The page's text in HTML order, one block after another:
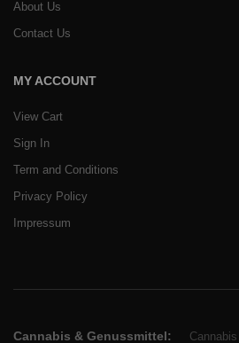
About Us
Contact Us
MY ACCOUNT
View Cart
Sign In
Term and Conditions
Privacy Policy
Impressum
Cannabis & Genussmittel: